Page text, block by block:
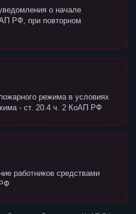
о начале
РФ, при повторном
режима в условиях
- ст. 20.4 ч. 2 КоАП РФ
работников средствами